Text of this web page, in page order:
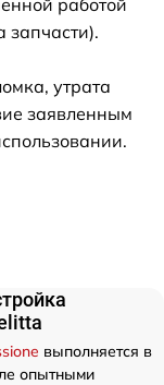
работой
запчасти).
утрата
заявленным
выполняется в
опытными